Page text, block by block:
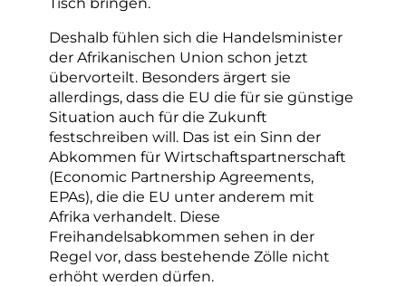
Deshalb fühlen sich die Handelsminister
der Afrikanischen Union schon jetzt
übervorteilt. Besonders ärgert sie
allerdings, dass die EU die für sie günstige
Situation auch für die Zukunft
festschreiben will. Das ist ein Sinn der
Abkommen für Wirtschaftspartnerschaft
(Economic Partnership Agreements,
EPAs), die die EU unter anderem mit
Afrika verhandelt. Diese
Freihandelsabkommen sehen in der
Regel vor, dass bestehende Zölle nicht
erhöht werden dürfen.